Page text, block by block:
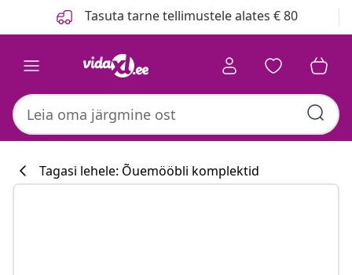
Tasuta tarne tellimustele alates € 80
Tagasi lehele: Õuemööbli komplektid